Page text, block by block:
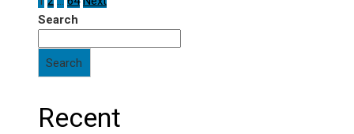
Search
Search
Recent